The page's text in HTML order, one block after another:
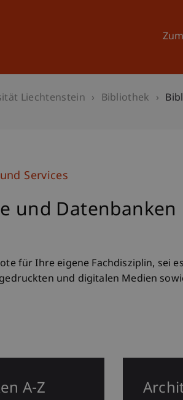
Liechtenstein Bibliothek
Services
und Datenbanken
für Ihre eigene Fachdisziplin,
und digitalen Medien
A-Z